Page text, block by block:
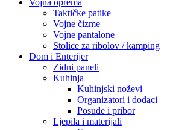
Vojna oprema
Taktičke patike
Vojne čizme
Vojne pantalone
Stolice za ribolov / kamping
Dom i Enterijer
Zidni paneli
Kuhinja
Kuhinjski noževi
Organizatori i dodaci
Posuđe i pribor
Ljepila i materijali